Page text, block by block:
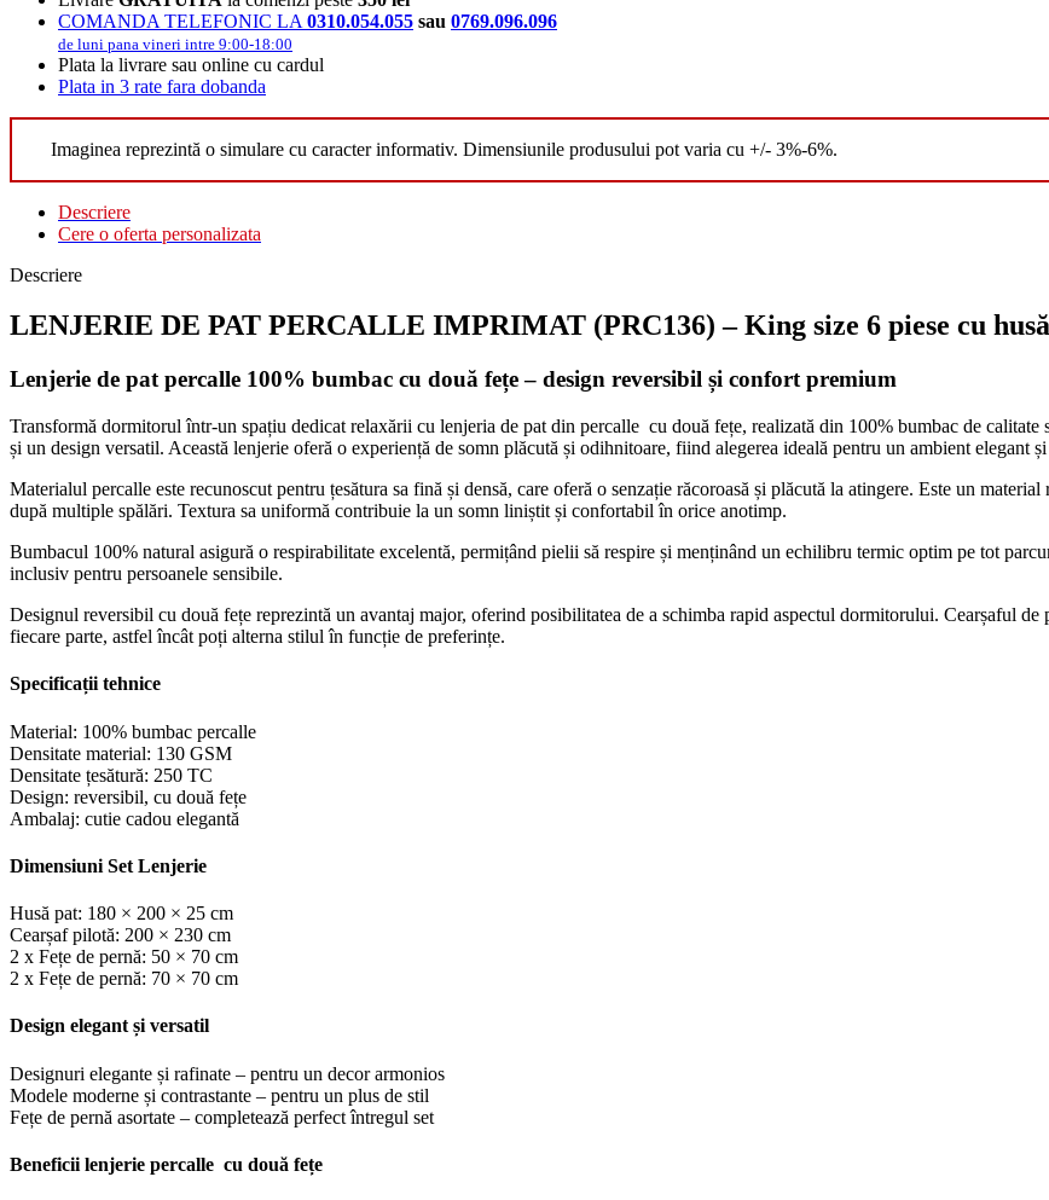
COMANDA TELEFONIC LA 0310.054.055 sau 0769.096.096
de luni pana vineri intre 9:00-18:00
Plata la livrare sau online cu cardul
Plata in 3 rate fara dobanda
Imaginea reprezintă o simulare cu caracter informativ. Dimensiunile produsului pot varia cu +/- 3%-6%.
Descriere
Cere o oferta personalizata
Descriere
LENJERIE DE PAT PERCALLE IMPRIMAT (PRC136) – King size 6 piese cu husă
Lenjerie de pat percalle 100% bumbac cu două fețe – design reversibil și confort premium
Transformă dormitorul într-un spațiu dedicat relaxării cu lenjeria de pat din percalle cu două fețe, realizată din 100% bumbac de calitate
și un design versatil. Această lenjerie oferă o experiență de somn plăcută și odihnitoare, fiind alegerea ideală pentru un ambient elegant
Materialul percalle este recunoscut pentru țesătura sa fină și densă, care oferă o senzație răcoroasă și plăcută la atingere. Este un
după multiple spălări. Textura sa uniformă contribuie la un somn liniștit și confortabil în orice anotimp.
Bumbacul 100% natural asigură o respirabilitate excelentă, permițând pielii să respire și menținând un echilibru termic optim pe tot
inclusiv pentru persoanele sensibile.
Designul reversibil cu două fețe reprezintă un avantaj major, oferind posibilitatea de a schimba rapid aspectul dormitorului. Cearșaful
fiecare parte, astfel încât poți alterna stilul în funcție de preferințe.
Specificații tehnice
Material: 100% bumbac percalle
Densitate material: 130 GSM
Densitate țesătură: 250 TC
Design: reversibil, cu două fețe
Ambalaj: cutie cadou elegantă
Dimensiuni Set Lenjerie
Husă pat: 180 × 200 × 25 cm
Cearșaf pilotă: 200 × 230 cm
2 x Fețe de pernă: 50 × 70 cm
2 x Fețe de pernă: 70 × 70 cm
Design elegant și versatil
Designuri elegante și rafinate – pentru un decor armonios
Modele moderne și contrastante – pentru un plus de stil
Fețe de pernă asortate – completează perfect întregul set
Beneficii lenjerie percalle cu două fețe